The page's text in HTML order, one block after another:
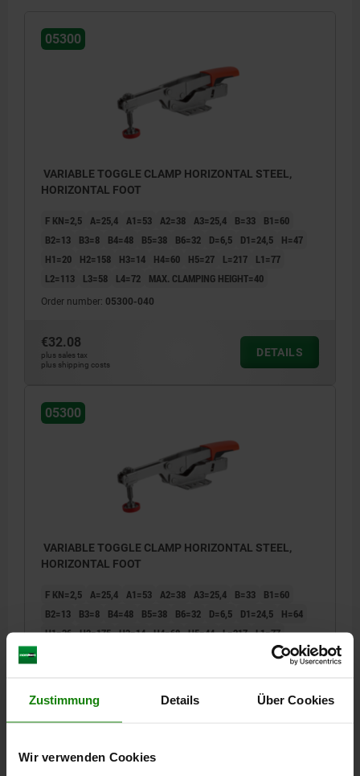
Zustimmung Details Über Cookies
Wir verwenden Cookies
05300
VARIABLE TOGGLE CLAMP HORIZONTAL STEEL,
HORIZONTAL FOOT
F KN=2,5 A=25,4 A1=53 A2=38 A3=25,4 B=33
B1=60
B2=13
B3=8 B4=48 B5=38 B6=32 D=6,5 D1=24,5
H=47
H1=20
H2=158 H3=14 H4=60 H5=27 L=217
L1=77
L2=113
L3=58 L4=72 MAX. CLAMPING HEIGHT=40
Order number: 05300-040
€32.08
plus sales tax
plus shipping costs
DETAILS
05300
VARIABLE TOGGLE CLAMP HORIZONTAL STEEL,
HORIZONTAL FOOT
F KN=2,5 A=25,4 A1=53 A2=38 A3=25,4 B=33
B1=60
B2=13
B3=8 B4=48 B5=38 B6=32 D=6,5 D1=24,5
H=64
H1=36 H2=175 H3=14 H4=68 H5=44 L=217 L1=77